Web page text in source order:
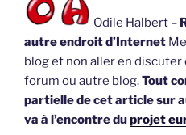
Odile Halbert –
autre endroit d’Internet
blog et non aller en discuter
forum ou autre blog.Tout
partielle de cet article sur
va à l’encontre duprojet